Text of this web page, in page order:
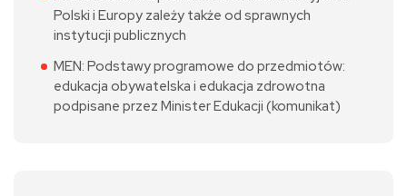
Polski i Europy zależy także od sprawnych
instytucji publicznych
MEN: Podstawy programowe do przedmiotów:
edukacja obywatelska i edukacja zdrowotna
podpisane przez Minister Edukacji (komunikat)